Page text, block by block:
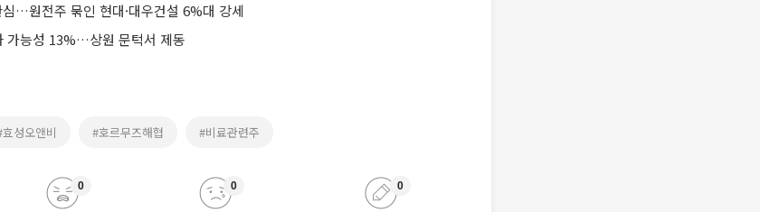
…원전주 묶인 현대·대우건설 6%대 강세
가능성 13%…상원 문턱서 제동
성오앤비 #호르무즈해협 #비료관련주
0 0 0